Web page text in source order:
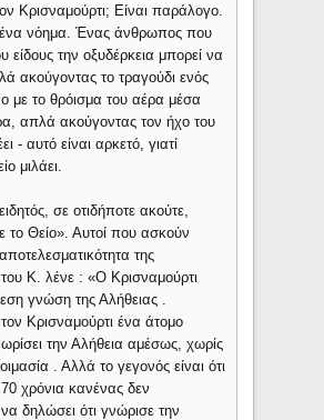
Κρισναμούρτι; Είναι παράλογο.
νόημα. Ένας άνθρωπος που
είδους την οξυδέρκεια μπορεί να
ακούγοντας το τραγούδι ενός
με το θρόισμα του αέρα μέσα
απλά ακούγοντας τον ήχο του
- αυτό είναι αρκετό, γιατί
μιλάει.
σε οτιδήποτε ακούτε,
το Θείο». Αυτοί που ασκούν
της
Κ. λένε : «Ο Κρισναμούρτι
γνώση της Αλήθειας .
Κρισναμούρτι ένα άτομο
την Αλήθεια αμέσως, χωρίς
. Αλλά το γεγονός είναι ότι
70 χρόνια κανένας δεν
δηλώσει ότι γνώρισε την